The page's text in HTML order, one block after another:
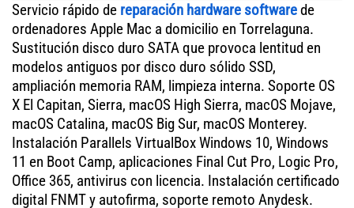
Servicio rápido de reparación hardware softwarede
ordenadores Apple Mac a domicilio en Torrelaguna.
Sustitución disco duro SATA que provoca lentitud en
modelos antiguos por disco duro sólido SSD,
ampliación memoria RAM, limpieza interna. Soporte OS
X El Capitan, Sierra, macOS High Sierra, macOS Mojave,
macOS Catalina, macOS Big Sur, macOS Monterey.
Instalación Parallels VirtualBox Windows 10, Windows
11 en Boot Camp, aplicaciones Final Cut Pro, Logic Pro,
Office 365, antivirus con licencia. Instalación certificado
digital FNMT y autofirma, soporte remoto Anydesk.